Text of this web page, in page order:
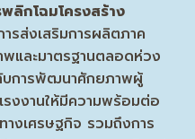
พลิกโฉมโครงสร้าง
รส่งเสริมการผลิตภาค
และมาตรฐานตลอดห่วง
การพัฒนาศักยภาพผู้
รงงานให้มีความพร้อมต่อ
างเศรษฐกิจ รวมถึงการ